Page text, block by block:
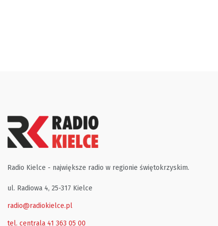
Radio Kielce - największe radio w regionie świętokrzyskim.
ul. Radiowa 4, 25-317 Kielce
radio@radiokielce.pl
tel. centrala 41 363 05 00